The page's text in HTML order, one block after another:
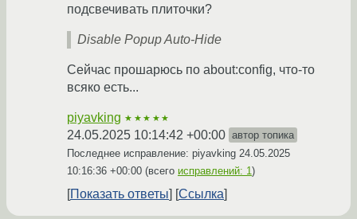
подсвечивать плиточки?
Disable Popup Auto-Hide
Сейчас прошарюсь по about:config, что-то
всяко есть...
piyavking ★★★★★
24.05.2025 10:14:42 +00:00 автор топика
Последнее исправление: piyavking 24.05.2025
10:16:36 +00:00 (всего исправлений: 1)
Показать ответы Ссылка